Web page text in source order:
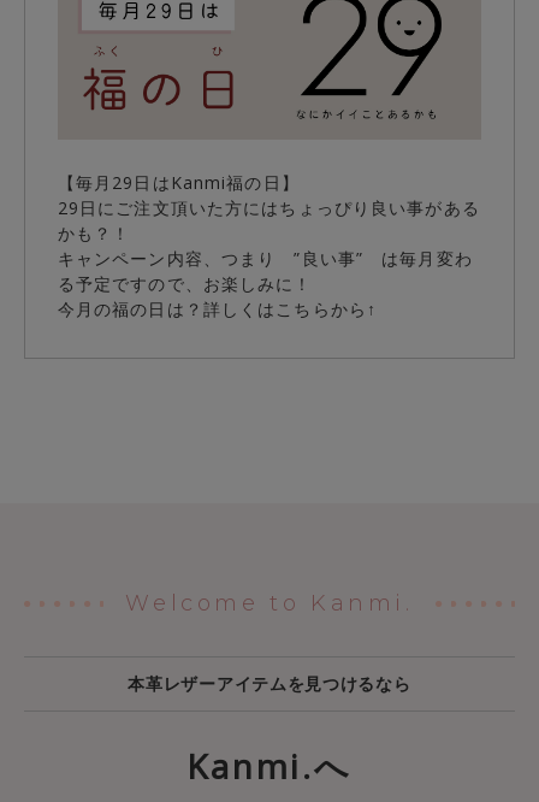
【毎月29日はKanmi福の日】
29日にご注文頂いた方にはちょっぴり良い事がある
かも？！
キャンペーン内容、つまり ”良い事” は毎月変わ
る予定ですので、お楽しみに！
今月の福の日は？詳しくはこちらから↑
Welcome to Kanmi.
本革レザーアイテムを見つけるなら
Kanmi.へ